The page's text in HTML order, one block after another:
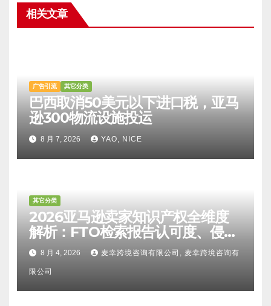
相关文章
广告引流 其它分类
巴西取消50美元以下进口税，亚马
逊300物流设施投运
8 月 7, 2026 YAO, NICE
其它分类
2026亚马逊卖家知识产权全维度
解析：FTO检索报告认可度、侵权
比对区别、TRO应诉方法及服务商
甄选避坑全攻略
8 月 4, 2026 麦幸跨境咨询有限公司, 麦幸跨境咨询有
限公司